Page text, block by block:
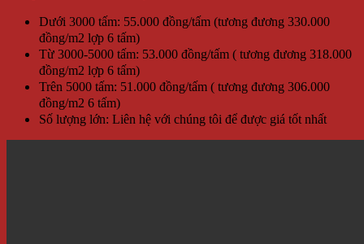
Dưới 3000 tấm: 55.000 đồng/tấm (tương đương 330.000
đồng/m2 lợp 6 tấm)
Từ 3000-5000 tấm: 53.000 đồng/tấm ( tương đương 318.000
đồng/m2 lợp 6 tấm)
Trên 5000 tấm: 51.000 đồng/tấm ( tương đương 306.000
đồng/m2 6 tấm)
Số lượng lớn: Liên hệ với chúng tôi để được giá tốt nhất